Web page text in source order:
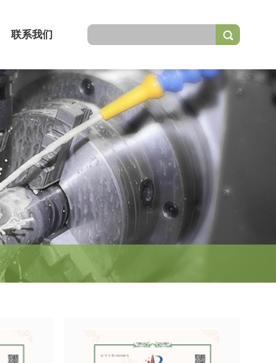
联系我们